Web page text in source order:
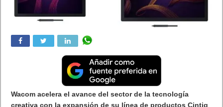
os presentamos la silla Razer Enki
gamingque acaba de
anunciar el fabricante de equipos y periféricos de alto
rendimiento Razer. Tanto si es para jugar o si trabajamos
durante mucho tiempo sentados escribiendo, editando o
cualquier otra cosa, es importante tener una buena silla.
Invertir dinero en una buena silla es primordial para nuestra
salud y pese al elevado precio de la Razer Enki
para muchos